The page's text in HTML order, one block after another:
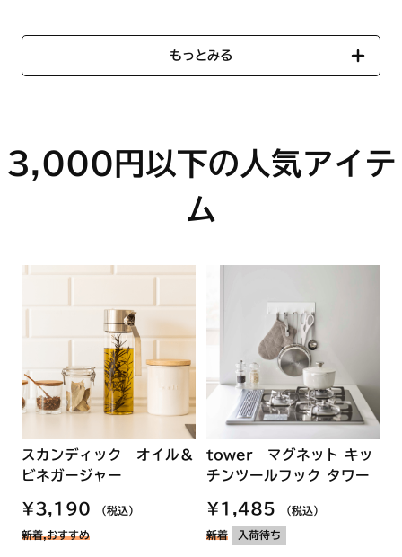
もっとみる
3,000円以下の人気アイテ
ム
スカンディック オイル＆
ビネガージャー
¥3,190 （税込）
新着,おすすめ
tower マグネット キッ
チンツールフック タワー
¥1,485 （税込）
新着 入荷待ち